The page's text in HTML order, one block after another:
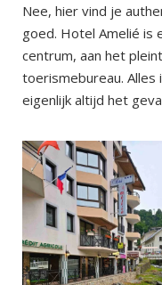
Nee, hier vind je
goed. Hotel Amelié is
centrum, aan het
toerismebureau.
eigenlijk altijd het